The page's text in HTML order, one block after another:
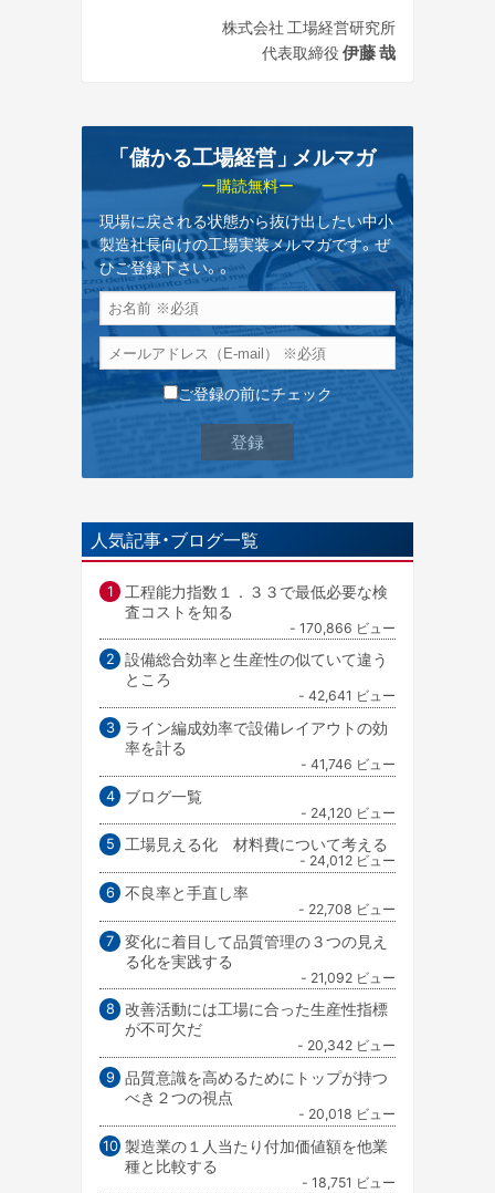
株式会社 工場経営研究所
代表取締役 伊藤 哉
「儲かる工場経営」 メルマガ
ー購読無料ー
現場に戻される状態から抜け出したい中小
製造社長向けの工場実装メルマガです。ぜ
ひご登録下さい。。
ご登録の前にチェック
人気記事・ブログ一覧
工程能力指数１．３３で最低必要な検
査コストを知る
- 170,866 ビュー
設備総合効率と生産性の似ていて違う
ところ
- 42,641 ビュー
ライン編成効率で設備レイアウトの効
率を計る
- 41,746 ビュー
ブログ一覧
- 24,120 ビュー
工場見える化 材料費について考える
- 24,012 ビュー
不良率と手直し率
- 22,708 ビュー
変化に着目して品質管理の３つの見え
る化を実践する
- 21,092 ビュー
改善活動には工場に合った生産性指標
が不可欠だ
- 20,342 ビュー
品質意識を高めるためにトップが持つ
べき２つの視点
- 20,018 ビュー
製造業の１人当たり付加価値額を他業
種と比較する
- 18,751 ビュー